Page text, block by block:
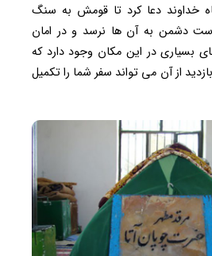
خداوند دعا کرد تا قومش به سنگ
دشمن به آن ها نرسد و در امان
های بسیاری در این مکان وجود دارد که
از آن می تواند سفر شما را تکمیل